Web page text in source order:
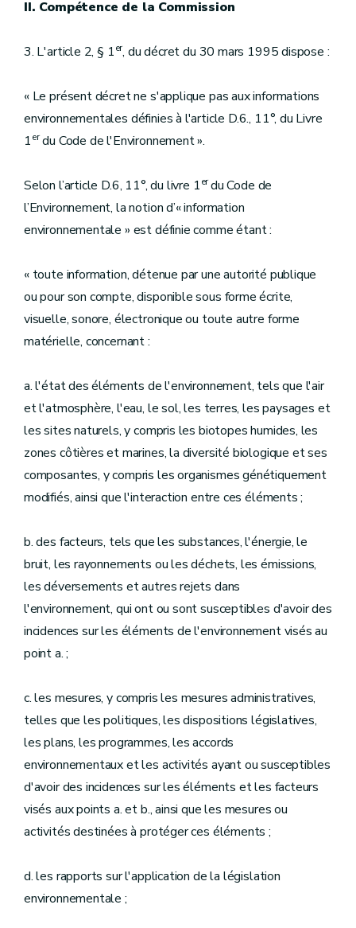
II. Compétence de la Commission
3. L'article 2, § 1er, du décret du 30 mars 1995 dispose :
« Le présent décret ne s'applique pas aux informations
environnementales définies à l'article D.6., 11°, du Livre
1erdu Code de l'Environnement ».
Selon l’article D.6, 11°, du livre 1erdu Code de
l’Environnement, la notion d’« information
environnementale » est définie comme étant :
« toute information, détenue par une autorité publique
ou pour son compte, disponible sous forme écrite,
visuelle, sonore, électronique ou toute autre forme
matérielle, concernant :
a. l'état des éléments de l'environnement, tels que l'air
et l'atmosphère, l'eau, le sol, les terres, les paysages et
les sites naturels, y compris les biotopes humides, les
zones côtières et marines, la diversité biologique et ses
composantes, y compris les organismes génétiquement
modifiés, ainsi que l'interaction entre ces éléments ;
b. des facteurs, tels que les substances, l'énergie, le
bruit, les rayonnements ou les déchets, les émissions,
les déversements et autres rejets dans
l'environnement, qui ont ou sont susceptibles d'avoir des
incidences sur les éléments de l'environnement visés au
point a. ;
c. les mesures, y compris les mesures administratives,
telles que les politiques, les dispositions législatives,
les plans, les programmes, les accords
environnementaux et les activités ayant ou susceptibles
d'avoir des incidences sur les éléments et les facteurs
visés aux points a. et b., ainsi que les mesures ou
activités destinées à protéger ces éléments ;
d. les rapports sur l'application de la législation
environnementale ;